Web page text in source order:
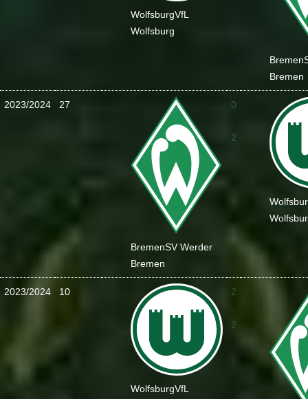
WolfsburgVfL
Wolfsburg
Bremen
Bremen
2023/2024 27
BremenSV Werder
Bremen
0
:
2
2023/2024 10
WolfsburgVfL
2
:
2